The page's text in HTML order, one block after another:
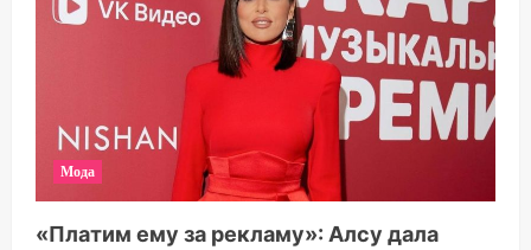
Мода
«Платим ему за рекламу»: Алсу дала